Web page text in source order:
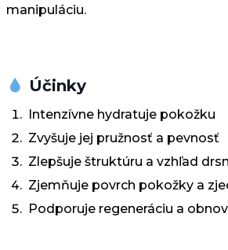
manipuláciu.
Účinky
Intenzívne hydratuje pokožku
Zvyšuje jej pružnosť a pevnosť
Zlepšuje štruktúru a vzhľad
Zjemňuje povrch pokožky a
Podporuje regeneráciu a